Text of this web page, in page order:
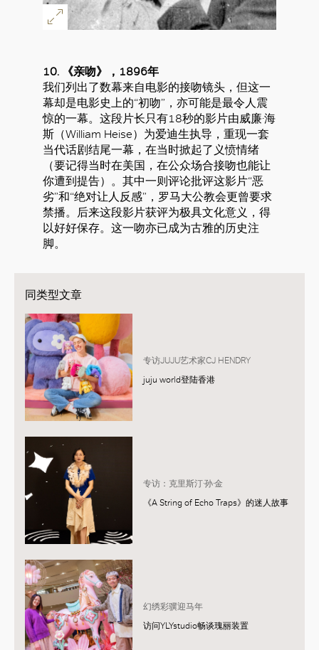
10. 《亲吻》，1896年
我们列出了数幕来自电影的接吻镜头，但这一
幕却是电影史上的“初吻”，亦可能是最令人震
惊的一幕。这段片长只有18秒的影片由威廉·海
斯（William Heise）为爱迪生执导，重现一套
当代话剧结尾一幕，在当时掀起了义愤情绪
（要记得当时在美国，在公众场合接吻也能让
你遭到提告）。其中一则评论批评这影片“恶
劣”和“绝对让人反感”，罗马大公教会更曾要求
禁播。后来这段影片获评为极具文化意义，得
以好好保存。这一吻亦已成为古雅的历史注
脚。
同类型文章
专访JUJU艺术家CJ HENDRY
juju world登陆香港
专访：克里斯汀·孙·金
《A String of Echo Traps》的迷人故事
幻绣彩骥迎马年
访问YLYstudio畅谈瑰丽装置